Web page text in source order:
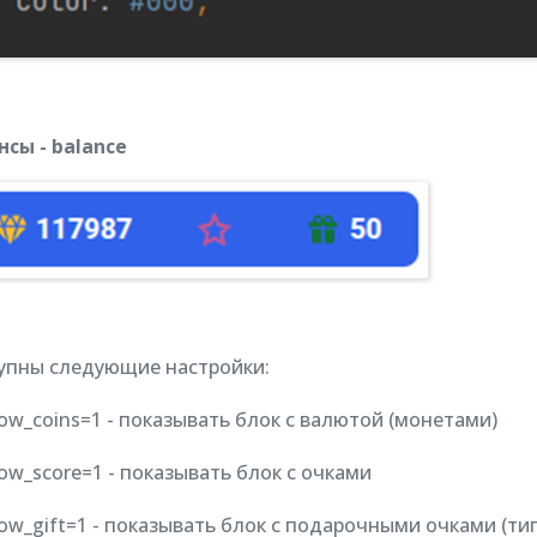
- balance
следующие настройки:
- показывать блок с валютой (монетами)
- показывать блок с очками
- показывать блок с подарочными очками